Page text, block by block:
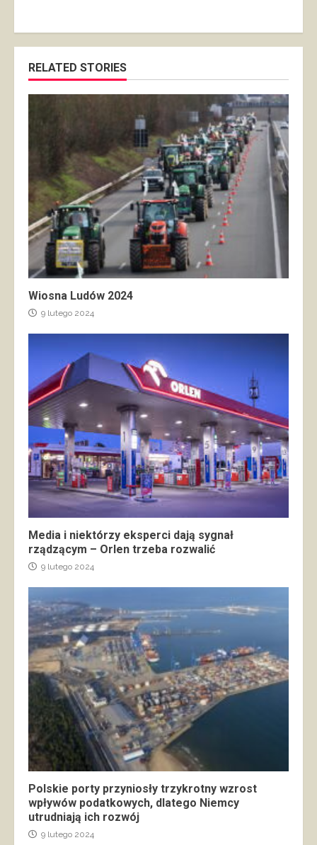
RELATED STORIES
Wiosna Ludów 2024
9 lutego 2024
Media i niektórzy eksperci dają sygnał
rządzącym – Orlen trzeba rozwalić
9 lutego 2024
Polskie porty przyniosły trzykrotny wzrost
wpływów podatkowych, dlatego Niemcy
utrudniają ich rozwój
9 lutego 2024